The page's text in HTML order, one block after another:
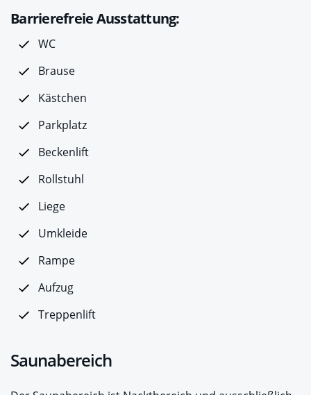
Barrierefreie Ausstattung:
WC
Brause
Kästchen
Parkplatz
Beckenlift
Rollstuhl
Liege
Umkleide
Rampe
Aufzug
Treppenlift
Saunabereich